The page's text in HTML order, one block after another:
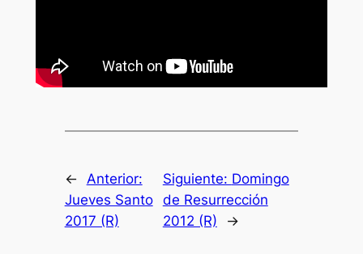
←
Anterior:
Jueves Santo
2017 (R)
Siguiente: Domingo
de Resurrección
2012 (R)
→